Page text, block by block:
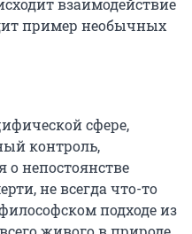
взаимодействие
пример необычных
сфере,
контроль,
о непостоянстве
не всегда что-то
подходе из